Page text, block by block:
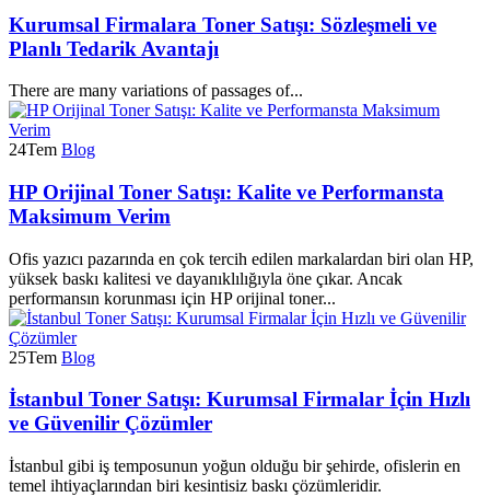
Kurumsal Firmalara Toner Satışı: Sözleşmeli ve
Planlı Tedarik Avantajı
There are many variations of passages of...
24Tem Blog
HP Orijinal Toner Satışı: Kalite ve Performansta
Maksimum Verim
Ofis yazıcı pazarında en çok tercih edilen markalardan biri olan HP,
yüksek baskı kalitesi ve dayanıklılığıyla öne çıkar. Ancak
performansın korunması için HP orijinal toner...
25Tem Blog
İstanbul Toner Satışı: Kurumsal Firmalar İçin Hızlı
ve Güvenilir Çözümler
İstanbul gibi iş temposunun yoğun olduğu bir şehirde, ofislerin en
temel ihtiyaçlarından biri kesintisiz baskı çözümleridir.